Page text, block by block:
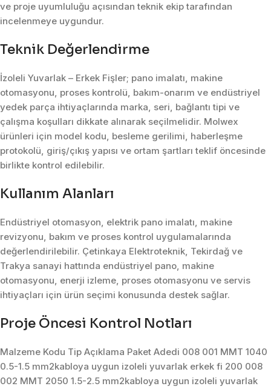
ve proje uyumluluğu açısından teknik ekip tarafından
incelenmeye uygundur.
Teknik Değerlendirme
İzoleli Yuvarlak – Erkek Fişler; pano imalatı, makine
otomasyonu, proses kontrolü, bakım-onarım ve endüstriyel
yedek parça ihtiyaçlarında marka, seri, bağlantı tipi ve
çalışma koşulları dikkate alınarak seçilmelidir. Molwex
ürünleri için model kodu, besleme gerilimi, haberleşme
protokolü, giriş/çıkış yapısı ve ortam şartları teklif öncesinde
birlikte kontrol edilebilir.
Kullanım Alanları
Endüstriyel otomasyon, elektrik pano imalatı, makine
revizyonu, bakım ve proses kontrol uygulamalarında
değerlendirilebilir. Çetinkaya Elektroteknik, Tekirdağ ve
Trakya sanayi hattında endüstriyel pano, makine
otomasyonu, enerji izleme, proses otomasyonu ve servis
ihtiyaçları için ürün seçimi konusunda destek sağlar.
Proje Öncesi Kontrol Notları
Malzeme Kodu Tip Açıklama Paket Adedi 008 001 MMT 1040
0.5-1.5 mm2kabloya uygun izoleli yuvarlak erkek fi 200 008
002 MMT 2050 1.5-2.5 mm2kabloya uygun izoleli yuvarlak